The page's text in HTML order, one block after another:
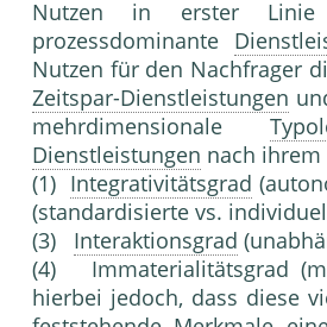
Nutzen in erster Linie
prozessdominante
Nutzen für den
Zeitspar-Dienstleistungen
mehrdimensionale
Dienstleistungen nach ihrem
(1) Integrativitätsgrad
(standardisierte vs.
(3) Interaktionsgrad
(4) Immaterialitätsgrad
hierbei jedoch, dass diese